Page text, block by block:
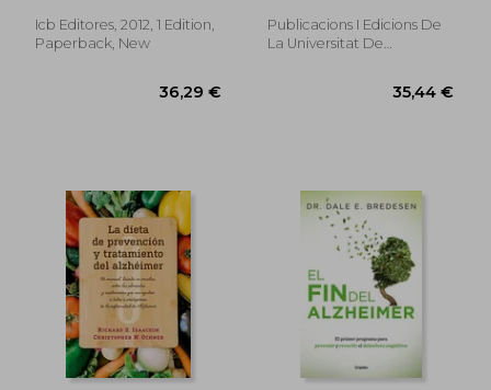
Alzheimer (in
Spanish)
Icb Editores, 2012, 1 Edition,
Paperback, New
36,29 €
(Catàlisi) (in Spanish)
Publicacions I Edicions De
La Universitat De